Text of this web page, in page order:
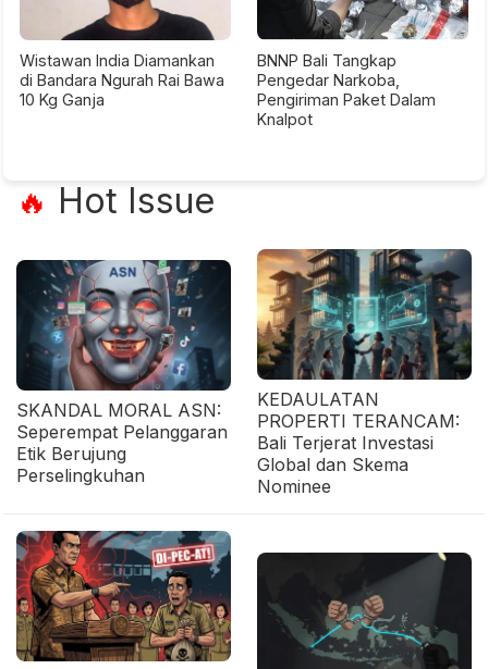
Wistawan India Diamankan
di Bandara Ngurah Rai Bawa
10 Kg Ganja
BNNP Bali Tangkap
Pengedar Narkoba,
Pengiriman Paket Dalam
Knalpot
🔥 Hot Issue
SKANDAL MORAL ASN:
Seperempat Pelanggaran
Etik Berujung
Perselingkuhan
KEDAULATAN
PROPERTI TERANCAM:
Bali Terjerat Investasi
Global dan Skema
Nominee